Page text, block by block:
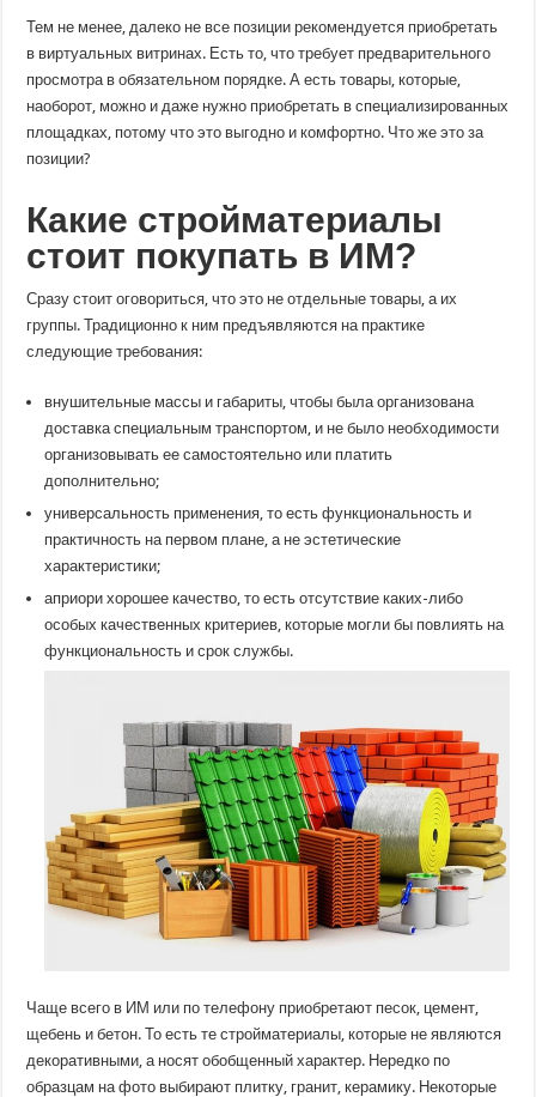
Тем не менее, далеко не все позиции рекомендуется приобретать
в виртуальных витринах. Есть то, что требует предварительного
просмотра в обязательном порядке. А есть товары, которые,
наоборот, можно и даже нужно приобретать в специализированных
площадках, потому что это выгодно и комфортно. Что же это за
позиции?
Какие стройматериалы
стоит покупать в ИМ?
Сразу стоит оговориться, что это не отдельные товары, а их
группы. Традиционно к ним предъявляются на практике
следующие требования:
внушительные массы и габариты, чтобы была организована
доставка специальным транспортом, и не было необходимости
организовывать ее самостоятельно или платить
дополнительно;
универсальность применения, то есть функциональность и
практичность на первом плане, а не эстетические
характеристики;
априори хорошее качество, то есть отсутствие каких-либо
особых качественных критериев, которые могли бы повлиять на
функциональность и срок службы.
Чаще всего в ИМ или по телефону приобретают песок, цемент,
щебень и бетон. То есть те стройматериалы, которые не являются
декоративными, а носят обобщенный характер. Нередко по
образцам на фото выбирают плитку, гранит, керамику. Некоторые